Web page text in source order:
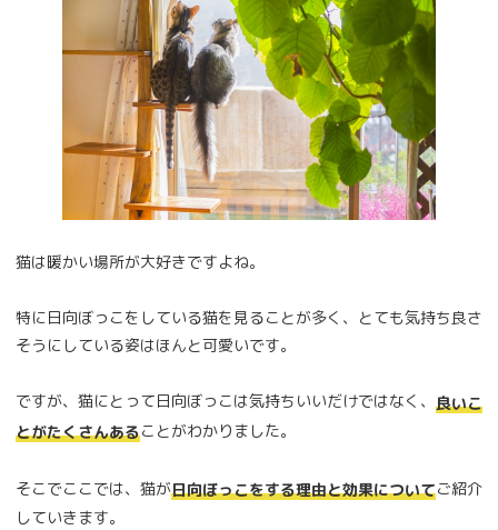
猫は暖かい場所が大好きですよね。
特に日向ぼっこをしている猫を見ることが多く、とても気持ち良さ
そうにしている姿はほんと可愛いです。
ですが、猫にとって日向ぼっこは気持ちいいだけではなく、 良いこ
とがたくさんあることがわかりました。
そこでここでは、猫が日向ぼっこをする理由と効果についてご紹介
していきます。